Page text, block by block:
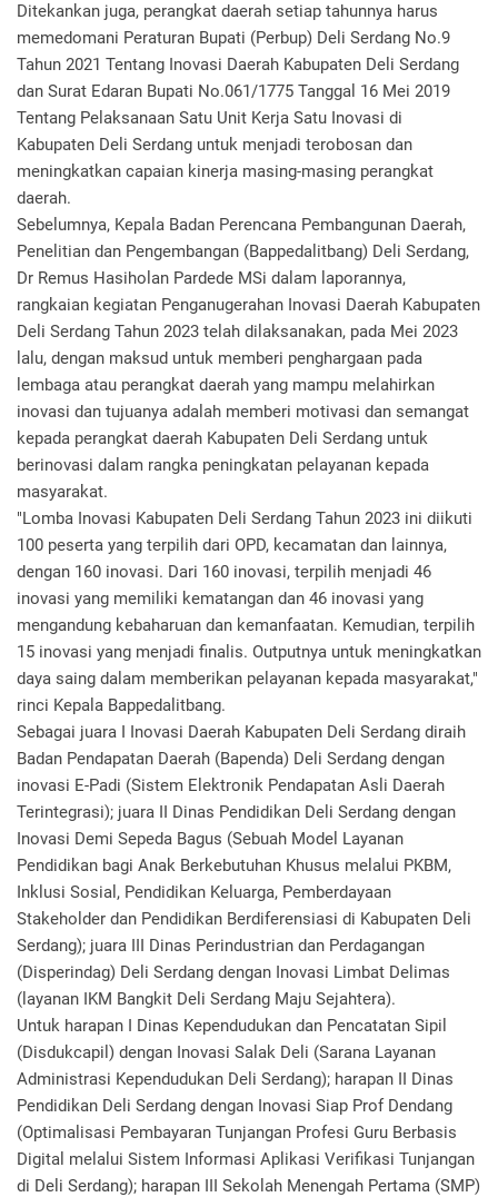
Ditekankan juga, perangkat daerah setiap tahunnya harus
memedomani Peraturan Bupati (Perbup) Deli Serdang No.9
Tahun 2021 Tentang Inovasi Daerah Kabupaten Deli Serdang
dan Surat Edaran Bupati No.061/1775 Tanggal 16 Mei 2019
Tentang Pelaksanaan Satu Unit Kerja Satu Inovasi di
Kabupaten Deli Serdang untuk menjadi terobosan dan
meningkatkan capaian kinerja masing-masing perangkat
daerah.
Sebelumnya, Kepala Badan Perencana Pembangunan Daerah,
Penelitian dan Pengembangan (Bappedalitbang) Deli Serdang,
Dr Remus Hasiholan Pardede MSi dalam laporannya,
rangkaian kegiatan Penganugerahan Inovasi Daerah Kabupaten
Deli Serdang Tahun 2023 telah dilaksanakan, pada Mei 2023
lalu, dengan maksud untuk memberi penghargaan pada
lembaga atau perangkat daerah yang mampu melahirkan
inovasi dan tujuanya adalah memberi motivasi dan semangat
kepada perangkat daerah Kabupaten Deli Serdang untuk
berinovasi dalam rangka peningkatan pelayanan kepada
masyarakat.
"Lomba Inovasi Kabupaten Deli Serdang Tahun 2023 ini diikuti
100 peserta yang terpilih dari OPD, kecamatan dan lainnya,
dengan 160 inovasi. Dari 160 inovasi, terpilih menjadi 46
inovasi yang memiliki kematangan dan 46 inovasi yang
mengandung kebaharuan dan kemanfaatan. Kemudian, terpilih
15 inovasi yang menjadi finalis. Outputnya untuk meningkatkan
daya saing dalam memberikan pelayanan kepada masyarakat,"
rinci Kepala Bappedalitbang.
Sebagai juara I Inovasi Daerah Kabupaten Deli Serdang diraih
Badan Pendapatan Daerah (Bapenda) Deli Serdang dengan
inovasi E-Padi (Sistem Elektronik Pendapatan Asli Daerah
Terintegrasi); juara II Dinas Pendidikan Deli Serdang dengan
Inovasi Demi Sepeda Bagus (Sebuah Model Layanan
Pendidikan bagi Anak Berkebutuhan Khusus melalui PKBM,
Inklusi Sosial, Pendidikan Keluarga, Pemberdayaan
Stakeholder dan Pendidikan Berdiferensiasi di Kabupaten Deli
Serdang); juara III Dinas Perindustrian dan Perdagangan
(Disperindag) Deli Serdang dengan Inovasi Limbat Delimas
(layanan IKM Bangkit Deli Serdang Maju Sejahtera).
Untuk harapan I Dinas Kependudukan dan Pencatatan Sipil
(Disdukcapil) dengan Inovasi Salak Deli (Sarana Layanan
Administrasi Kependudukan Deli Serdang); harapan II Dinas
Pendidikan Deli Serdang dengan Inovasi Siap Prof Dendang
(Optimalisasi Pembayaran Tunjangan Profesi Guru Berbasis
Digital melalui Sistem Informasi Aplikasi Verifikasi Tunjangan
di Deli Serdang); harapan III Sekolah Menengah Pertama (SMP)